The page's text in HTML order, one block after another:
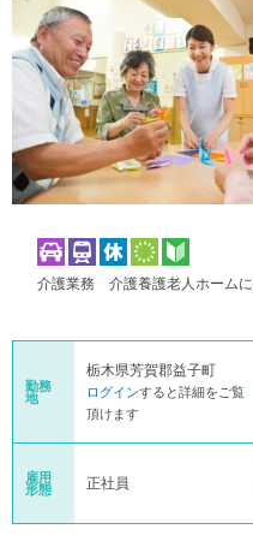
介護業務 介護養護老人ホーム
勤務
地
栃木県芳賀郡益子町
ログインすると詳細をご覧
頂けます
雇用
形態
正社員